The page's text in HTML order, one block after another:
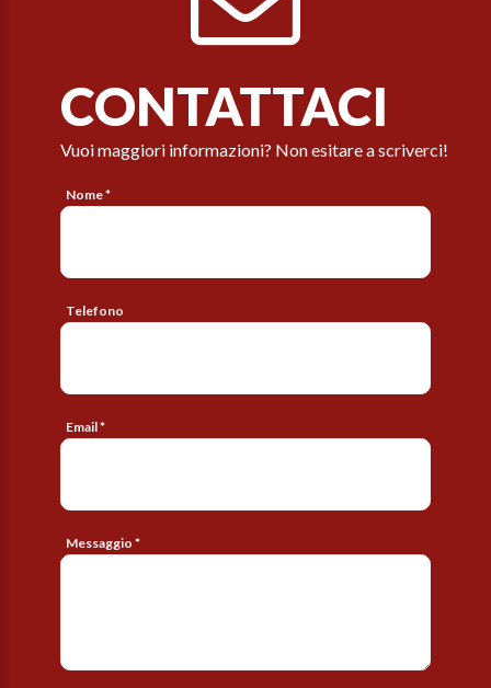
CONTATTACI
Vuoi maggiori informazioni? Non esitare a scriverci!
Nome *
Telefono
Email *
Messaggio *